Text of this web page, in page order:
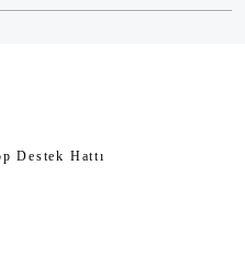
Destek Hattı